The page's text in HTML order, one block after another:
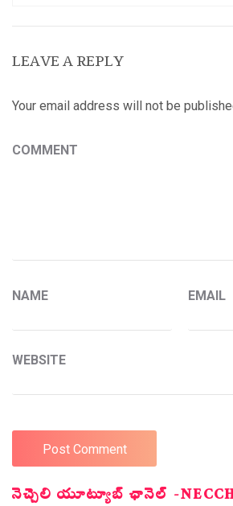
LEAVE A REPLY
Your email address will not be
COMMENT
NAME EMAIL
WEBSITE
నెచ్చెలి యూట్యూబ్ ఛానెల్ -